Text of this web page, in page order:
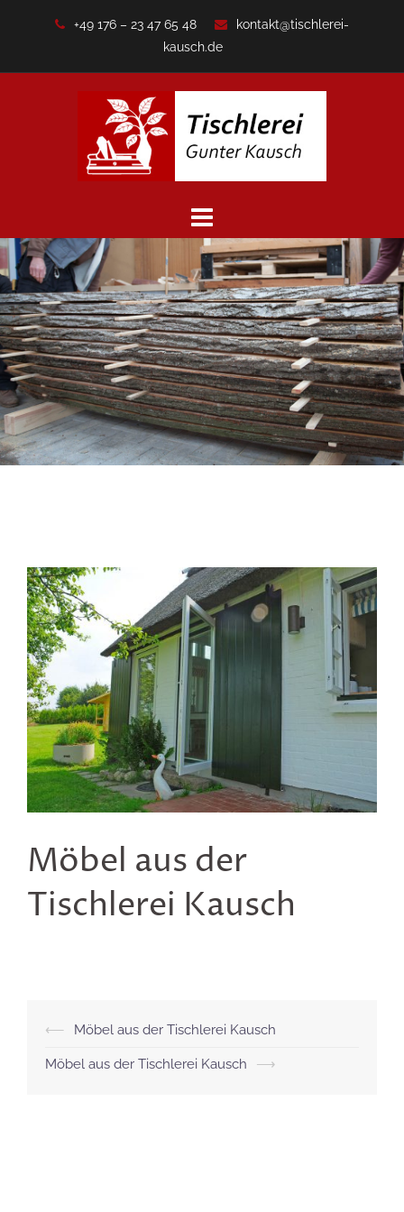
+49 176 – 23 47 65 48
kontakt@tischlerei-
kausch.de
Möbel aus der
Tischlerei Kausch
Beitragsnavigation
⟵ Möbel aus der Tischlerei Kausch
Möbel aus der Tischlerei Kausch ⟶